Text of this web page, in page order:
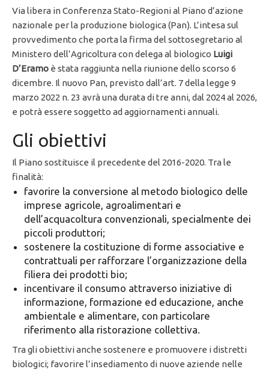
Via libera in Conferenza Stato-Regioni al Piano d’azione
nazionale per la produzione biologica (Pan). L’intesa sul
provvedimento che porta la firma del sottosegretario al
Ministero dell’Agricoltura con delega al biologico Luigi
D’Eramo è stata raggiunta nella riunione dello scorso 6
dicembre. Il nuovo Pan, previsto dall’art. 7 della legge 9
marzo 2022 n. 23 avrà una durata di tre anni, dal 2024 al 2026,
e potrà essere soggetto ad aggiornamenti annuali.
Gli obiettivi
Il Piano sostituisce il precedente del 2016-2020. Tra le
finalità:
favorire la conversione al metodo biologico delle
imprese agricole, agroalimentari e
dell’acquacoltura convenzionali, specialmente dei
piccoli produttori;
sostenere la costituzione di forme associative e
contrattuali per rafforzare l’organizzazione della
filiera dei prodotti bio;
incentivare il consumo attraverso iniziative di
informazione, formazione ed educazione, anche
ambientale e alimentare, con particolare
riferimento alla ristorazione collettiva.
Tra gli obiettivi anche sostenere e promuovere i distretti
biologici; favorire l’insediamento di nuove aziende nelle